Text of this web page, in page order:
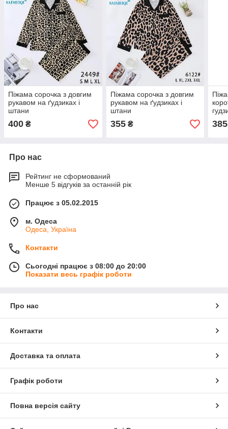
Піжама сорочка з довгим
рукавом на ґудзиках і
штани
400 ₴
Піжама сорочка з довгим
рукавом на ґудзиках і
штани
355₴ 385
Про нас
Рейтинг не сформований
Менше 5 відгуків за останній рік
Працює з 05.02.2015
м. Одеса
Одеса, Україна
Контакти
Сьогодні працює з 08:00 до 20:00
Показати весь графік роботи
Про нас
Контакти
Доставка та оплата
Графік роботи
Повна версія сайту